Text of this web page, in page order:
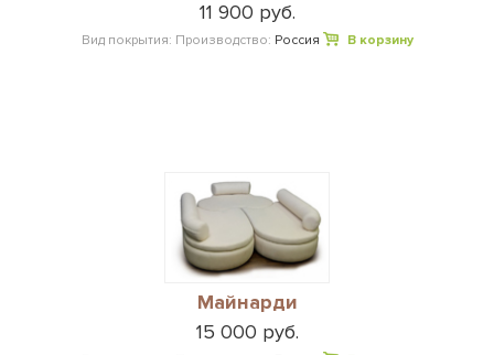
11 900 руб.
Вид покрытия: Производство: Россия В корзину
Майнарди
15 000 руб.